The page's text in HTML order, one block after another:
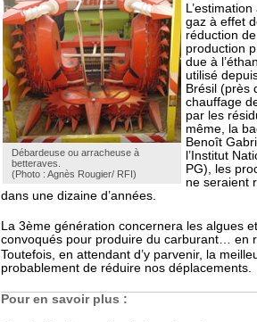
Débardeuse ou arracheuse à
betteraves.
(Photo : Agnès Rougier/ RFI)
gaz à effet
réduction
production
due à
utilisé
Brésil (près
chauffage
par les
même, la
Benoît
l’Institut
PG), les
ne seraient
dans une dizaine d’années.
La 3ème génération concernera les algues
convoqués pour produire du carburant… en
Toutefois, en attendant d’y parvenir, la
probablement de réduire nos déplacements.
Pour en savoir plus :